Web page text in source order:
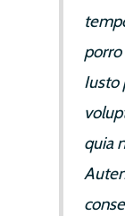
porro
Iusto
quia